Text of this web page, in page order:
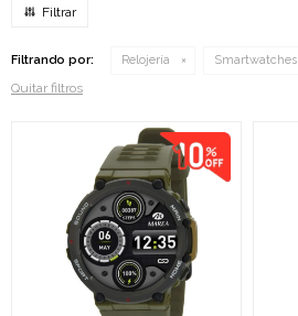
Filtrando por: Relojería Smartwatches
Quitar filtros